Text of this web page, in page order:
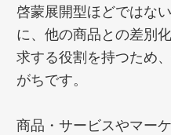
啓蒙展開型ほどではな
に、他の商品との差別
求する役割を持つため
がちです。
商品・サービスやマー